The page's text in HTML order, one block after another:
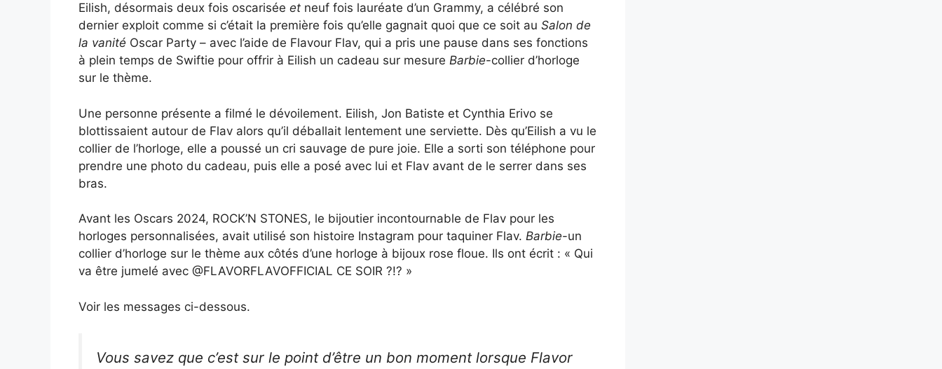
Eilish, désormais deux fois oscarisée et neuf fois lauréate d’un Grammy, a célébré son
dernier exploit comme si c’était la première fois qu’elle gagnait quoi que ce soit au Salon de
la vanité Oscar Party – avec l’aide de Flavour Flav, qui a pris une pause dans ses fonctions
à plein temps de Swiftie pour offrir à Eilish un cadeau sur mesure Barbie-collier d’horloge
sur le thème.
Une personne présente a filmé le dévoilement. Eilish, Jon Batiste et Cynthia Erivo se
blottissaient autour de Flav alors qu’il déballait lentement une serviette. Dès qu’Eilish a vu le
collier de l’horloge, elle a poussé un cri sauvage de pure joie. Elle a sorti son téléphone pour
prendre une photo du cadeau, puis elle a posé avec lui et Flav avant de le serrer dans ses
bras.
Avant les Oscars 2024, ROCK’N STONES, le bijoutier incontournable de Flav pour les
horloges personnalisées, avait utilisé son histoire Instagram pour taquiner Flav. Barbie-un
collier d’horloge sur le thème aux côtés d’une horloge à bijoux rose floue. Ils ont écrit : « Qui
va être jumelé avec @FLAVORFLAVOFFICIAL CE SOIR ?!? »
Voir les messages ci-dessous.
Vous savez que c’est sur le point d’être un bon moment lorsque Flavor